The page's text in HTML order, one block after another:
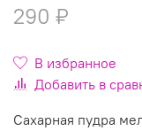
290 ₽
В избранное
Добавить в
Сахарная пудра